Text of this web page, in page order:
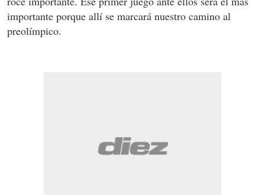
importante porque allí se marcará nuestro camino al
preolímpico.